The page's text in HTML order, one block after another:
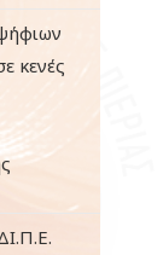
κενές